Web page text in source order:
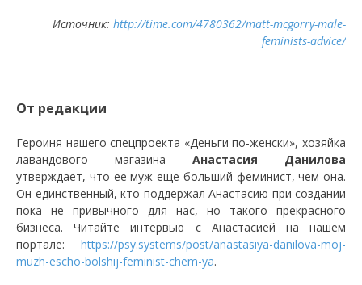
Источник: http://time.com/4780362/matt-mcgorry-male-
feminists-advice/
От редакции
Героиня нашего спецпроекта «Деньги по-женски», хозяйка
лавандового магазина Анастасия Данилова
утверждает, что ее муж еще больший феминист, чем она.
Он единственный, кто поддержал Анастасию при создании
пока не привычного для нас, но такого прекрасного
бизнеса. Читайте интервью с Анастасией на нашем
портале: https://psy.systems/post/anastasiya-danilova-moj-
muzh-escho-bolshij-feminist-chem-ya.